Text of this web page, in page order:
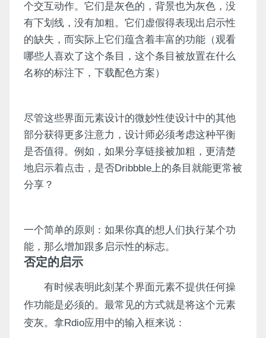
个交互动作。它们是灰色的，背景也为灰色，没
有下划线，没有加粗。它们虚假得表现出启示性
的缺失，而实际上它们蕴含着丰富的功能（观看
哪些人喜欢了这个条目，这个条目被放置在什么
名称的标注下，下载配色方案）
尽管这些界面元素设计的微妙性使设计中的其他
部分获得更多注意力，设计师必须考虑这种平衡
是否值得。例如，如果分享链接被加粗，更清楚
地启示着点击，是否Dribbble上的条目就能更常被
分享？
一个简单的原则：如果你真的想人们执行某个功
能，那么增加跟多启示性的标志。
否定的启示
有时候表明此刻某个界面元素不提供任何操
作功能是必须的。最常见的方式就是将这个元素
变灰。拿Rdio应用中的输入框来说：